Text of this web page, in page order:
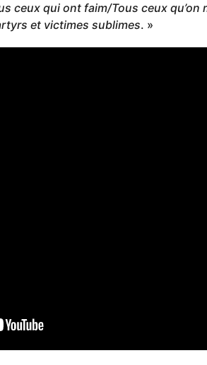
ceux qui ont faim/Tous ceux
et victimes sublimes. »